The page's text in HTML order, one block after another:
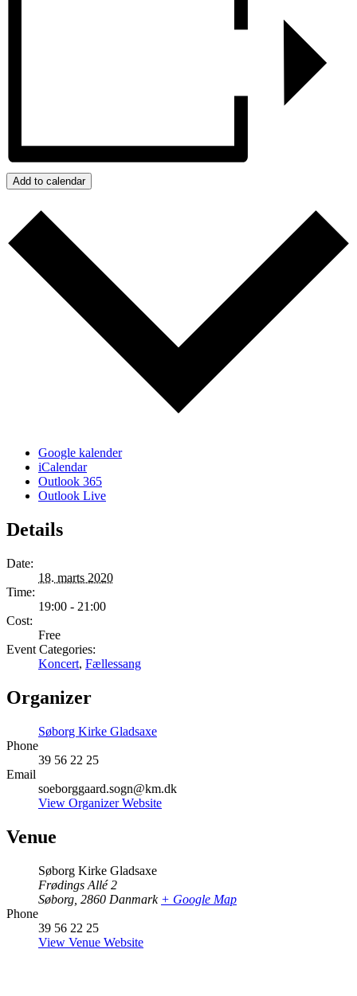
Add to calendar
Google kalender
iCalendar
Outlook 365
Outlook Live
Details
Date:
18. marts 2020
Time:
19:00 - 21:00
Cost:
Free
Event Categories:
Koncert, Fællessang
Organizer
Søborg Kirke Gladsaxe
Phone
39 56 22 25
Email
soeborggaard.sogn@km.dk
View Organizer Website
Venue
Søborg Kirke Gladsaxe
Frødings Allé 2
Søborg 2860 Danmark + Google Map
Phone
39 56 22 25
View Venue Website